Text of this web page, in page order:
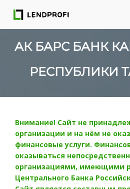
АК БАРС БАНК
РЕСПУБЛИКИ
Внимание! Сайт не
организации и на нём не
финансовые услуги.
оказываться
организациями, имеющими
Центрального Банка